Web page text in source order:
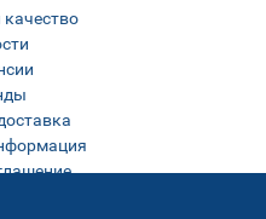
качество
отзыв